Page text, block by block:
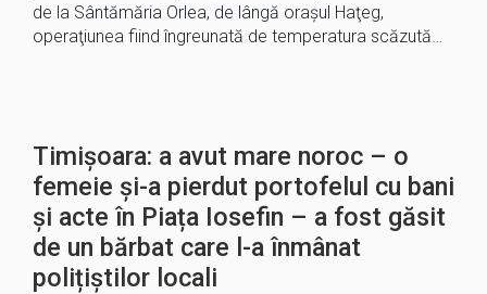
de la Sântămăria Orlea, de lângă oraşul Haţeg,
operaţiunea fiind îngreunată de temperatura scăzută…
Timișoara: a avut mare noroc – o
femeie și-a pierdut portofelul cu bani
și acte în Piața Iosefin – a fost găsit
de un bărbat care l-a înmânat
polițiștilor locali